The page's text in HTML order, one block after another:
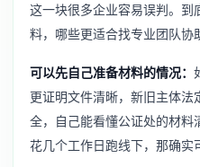
这一块很多企业容易误判。到
料，哪些更适合找专业团队协
可以先自己准备材料的情况：
更证明文件清晰，新旧主体
全，自己能看懂公证处的材料
花几个工作日跑线下，那确实